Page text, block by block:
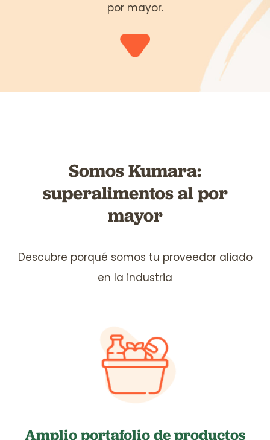
por mayor.
Somos Kumara:
superalimentos al por
mayor
Descubre porqué somos tu proveedor aliado
en la industria
Amplio portafolio de productos